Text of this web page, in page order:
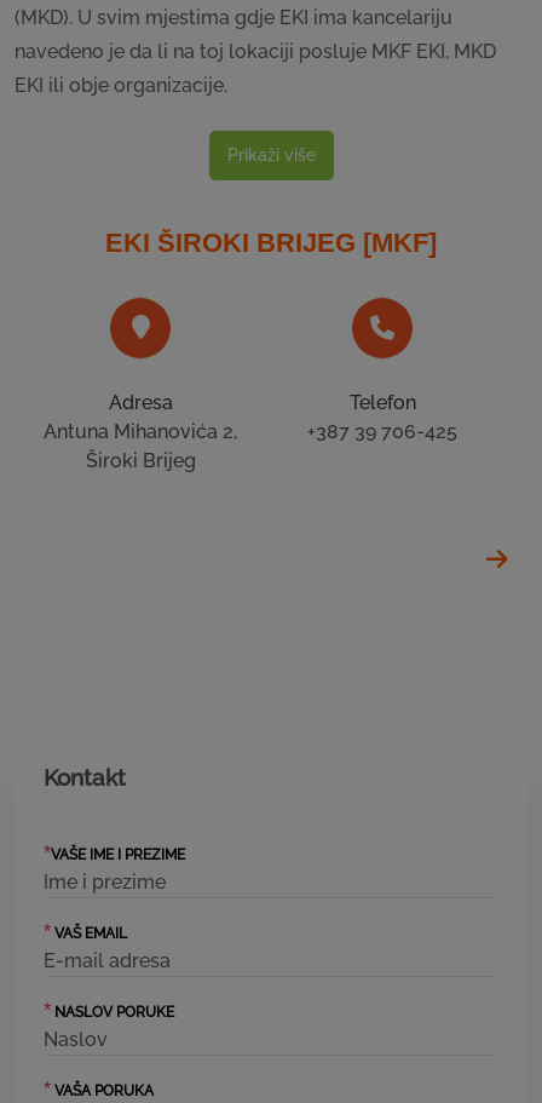
(MKD). U svim mjestima gdje EKI ima kancelariju
navedeno je da li na toj lokaciji posluje MKF EKI, MKD
EKI ili obje organizacije.
Prikaži više
EKI ŠIROKI BRIJEG [MKF]
Adresa
Antuna Mihanovića 2,
Široki Brijeg
Telefon
+387 39 706-425
Kontakt
*VAŠE IME I PREZIME
* VAŠ EMAIL
* NASLOV PORUKE
* VAŠA PORUKA